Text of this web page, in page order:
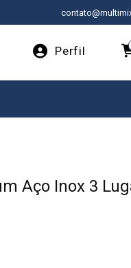
Perfil
Aço Inox 3